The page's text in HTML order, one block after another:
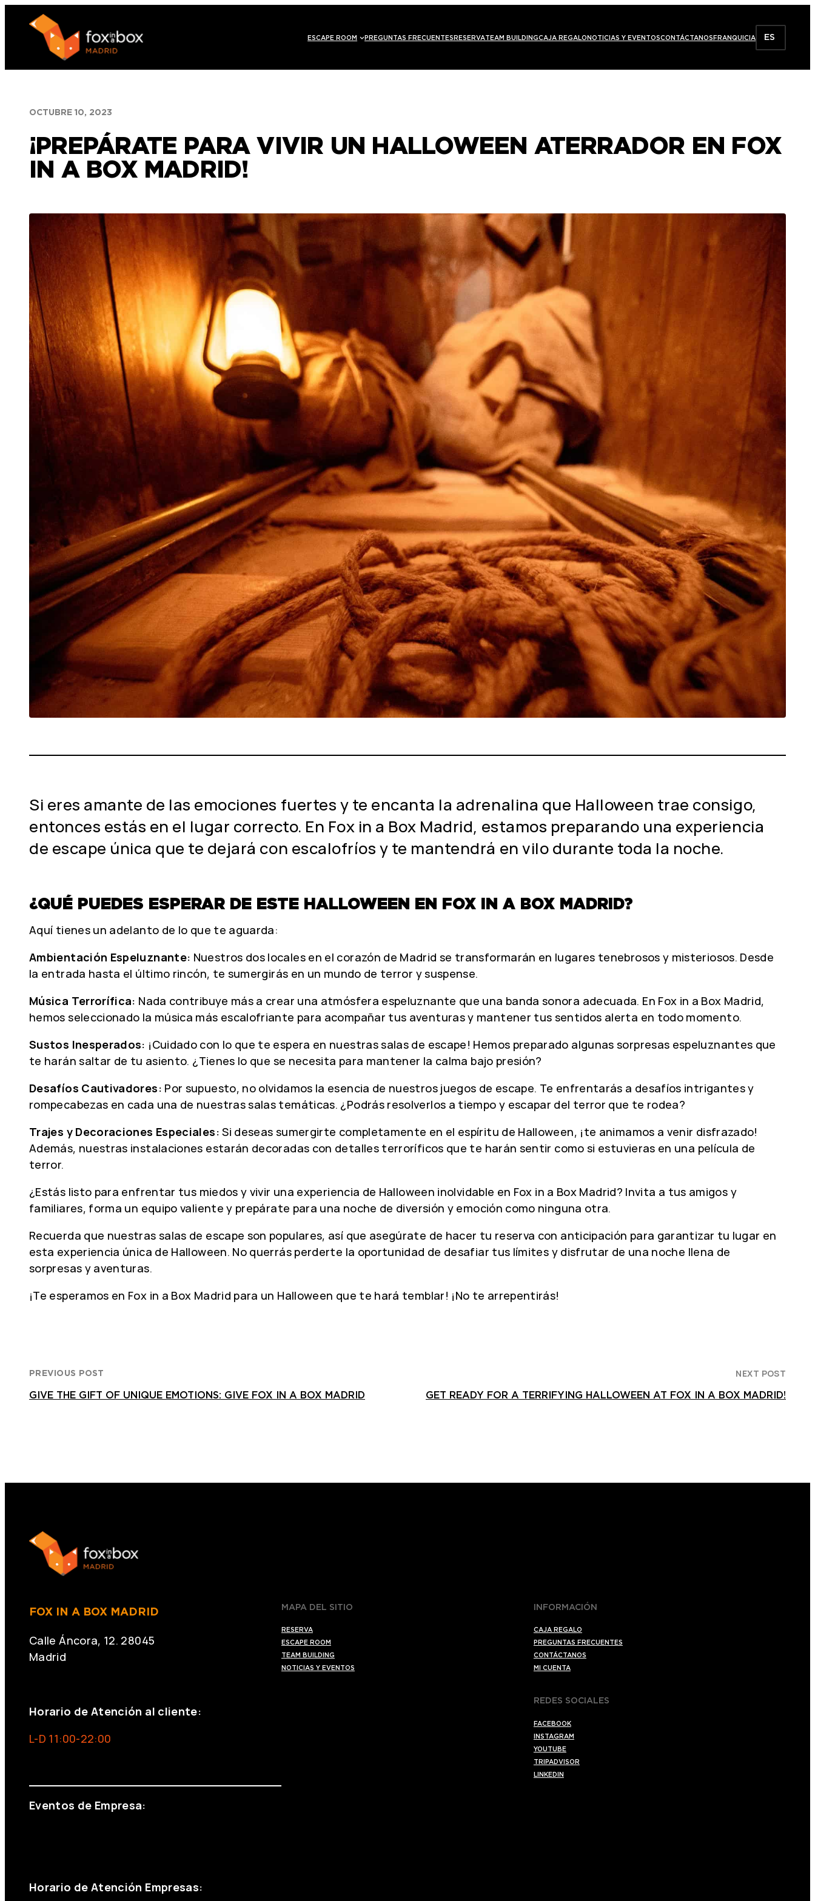
contenido
ESCAPE ROOM PREGUNTAS FRECUENTES RESERVATEAM BUILDINGCAJA REGALO NOTICIAS Y EVENTOSCONTÁCTANOS FRANQUICIA ES
OCTUBRE 10, 2023
¡PREPÁRATE PARA VIVIR UN HALLOWEEN ATERRADOR EN FOX
IN A BOX MADRID!
Si eres amante de las emociones fuertes y te encanta la adrenalina que Halloween trae consigo,
entonces estás en el lugar correcto. En Fox in a Box Madrid, estamos preparando una experiencia
de escape única que te dejará con escalofríos y te mantendrá en vilo durante toda la noche.
¿QUÉ PUEDES ESPERAR DE ESTE HALLOWEEN EN FOX IN A BOX MADRID?
Aquí tienes un adelanto de lo que te aguarda:
Ambientación Espeluznante: Nuestros dos locales en el corazón de Madrid se transformarán en lugares tenebrosos y misteriosos. Desde
la entrada hasta el último rincón, te sumergirás en un mundo de terror y suspense.
Música Terrorífica: Nada contribuye más a crear una atmósfera espeluznante que una banda sonora adecuada. En Fox in a Box Madrid,
hemos seleccionado la música más escalofriante para acompañar tus aventuras y mantener tus sentidos alerta en todo momento.
Sustos Inesperados: ¡Cuidado con lo que te espera en nuestras salas de escape! Hemos preparado algunas sorpresas espeluznantes que
te harán saltar de tu asiento. ¿Tienes lo que se necesita para mantener la calma bajo presión?
Desafíos Cautivadores: Por supuesto, no olvidamos la esencia de nuestros juegos de escape. Te enfrentarás a desafíos intrigantes y
rompecabezas en cada una de nuestras salas temáticas. ¿Podrás resolverlos a tiempo y escapar del terror que te rodea?
Trajes y Decoraciones Especiales: Si deseas sumergirte completamente en el espíritu de Halloween, ¡te animamos a venir disfrazado!
Además, nuestras instalaciones estarán decoradas con detalles terroríficos que te harán sentir como si estuvieras en una película de
terror.
¿Estás listo para enfrentar tus miedos y vivir una experiencia de Halloween inolvidable en Fox in a Box Madrid? Invita a tus amigos y
familiares, forma un equipo valiente y prepárate para una noche de diversión y emoción como ninguna otra.
Recuerda que nuestras salas de escape son populares, así que asegúrate de hacer tu reserva con anticipación para garantizar tu lugar en
esta experiencia única de Halloween. No querrás perderte la oportunidad de desafiar tus límites y disfrutar de una noche llena de
sorpresas y aventuras.
¡Te esperamos en Fox in a Box Madrid para un Halloween que te hará temblar! ¡No te arrepentirás!
PREVIOUS POST
GIVE THE GIFT OF UNIQUE EMOTIONS: GIVE FOX IN A BOX MADRID
NEXT POST
GET READY FOR A TERRIFYING HALLOWEEN AT FOX IN A BOX MADRID!
FOX IN A BOX MADRID
Calle Áncora, 12. 28045
Madrid
Horario de Atención al cliente:
L-D 11:00-22:00
Eventos de Empresa:
Horario de Atención Empresas:
MAPA DEL SITIO
RESERVA
ESCAPE ROOM
TEAM BUILDING
NOTICIAS Y EVENTOS
INFORMACIÓN
CAJA REGALO
PREGUNTAS FRECUENTES
CONTÁCTANOS
MI CUENTA
REDES SOCIALES
FACEBOOK
INSTAGRAM
YOUTUBE
TRIPADVISOR
LINKEDIN